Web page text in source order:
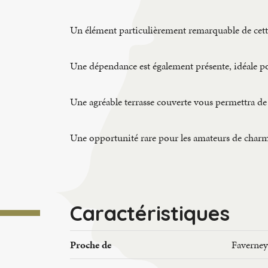
Un élément particulièrement remarquable de
Une dépendance est également présente,
Une agréable terrasse couverte vous permettra
Une opportunité rare pour les amateurs de
Caractéristiques
Proche de
Faverney